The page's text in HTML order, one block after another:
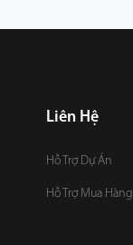
Liên Hệ
Hỗ Trợ Dự Án
Hỗ Trợ Mua Hàng